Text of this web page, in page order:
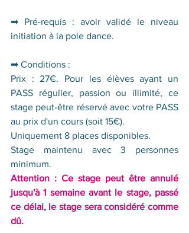
➡ Pré-requis : avoir validé le niveau
initiation à la pole dance.
➡ Conditions :
Prix : 27€. Pour les élèves ayant un
PASS régulier, passion ou illimité, ce
stage peut-être réservé avec votre PASS
au prix d'un cours (soit 15€).
Uniquement 8 places disponibles.
Stage maintenu avec 3 personnes
minimum.
Attention : Ce stage peut être annulé
jusqu'à 1 semaine avant le stage, passé
ce délai, le stage sera considéré comme
dû.